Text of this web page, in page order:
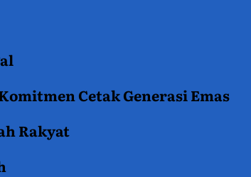
Cetak Generasi Emas
Rakyat